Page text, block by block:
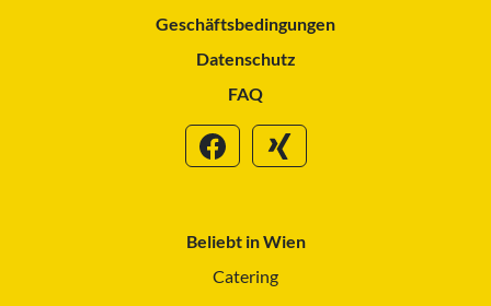
Geschäftsbedingungen
Datenschutz
FAQ
Beliebt in Wien
Catering